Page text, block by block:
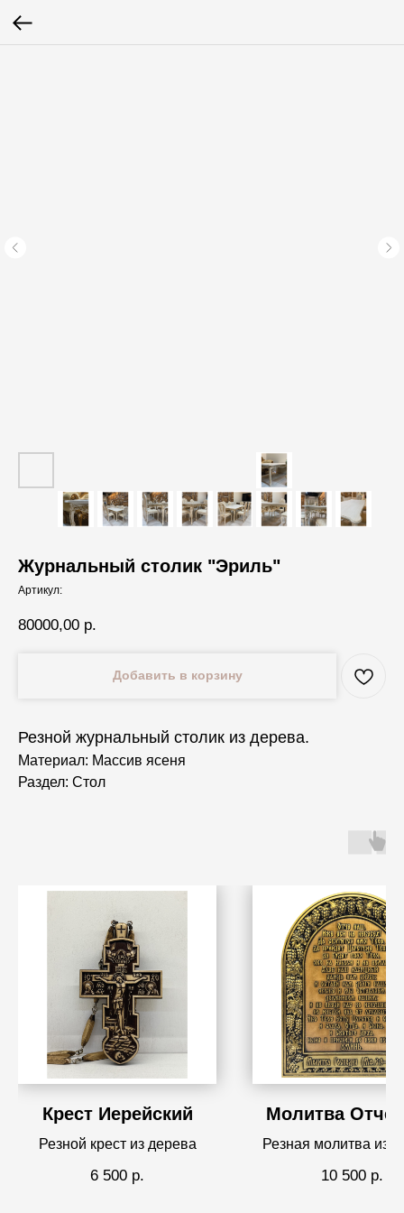
Журнальный столик "Эриль"
Артикул:
80000,00 р.
Добавить в корзину
Резной журнальный столик из дерева.
Материал: Массив ясеня
Раздел: Стол
Крест Иерейский
Резной крест из дерева
6 500 р.
Молитва Отче
Резная молитва из
10 500 р.